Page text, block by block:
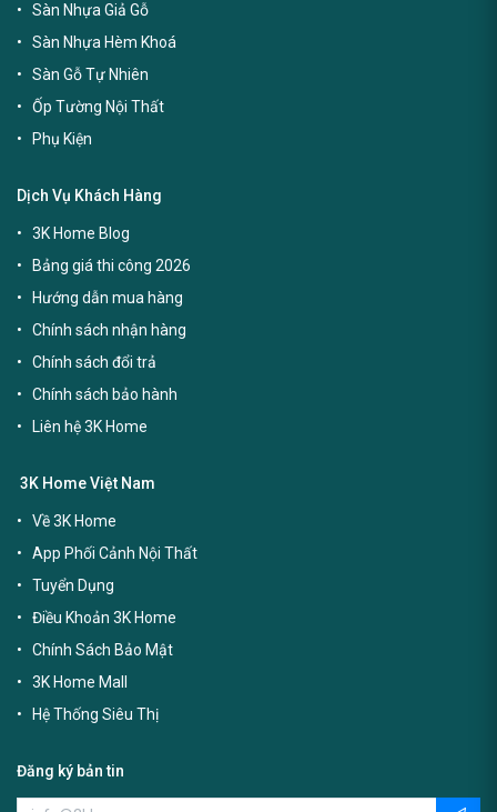
Sàn Nhựa Giả Gỗ
Sàn Nhựa Hèm Khoá
Sàn Gỗ Tự Nhiên
Ốp Tường Nội Thất
Phụ Kiện
Dịch Vụ Khách Hàng
3K Home Blog
Bảng giá thi công 2026
Hướng dẫn mua hàng
Chính sách nhận hàng
Chính sách đổi trả
Chính sách bảo hành
Liên hệ 3K Home
3K Home Việt Nam
Về 3K Home
App Phối Cảnh Nội Thất
Tuyển Dụng
Điều Khoản 3K Home
Chính Sách Bảo Mật
3K Home Mall
Hệ Thống Siêu Thị
Đăng ký bản tin